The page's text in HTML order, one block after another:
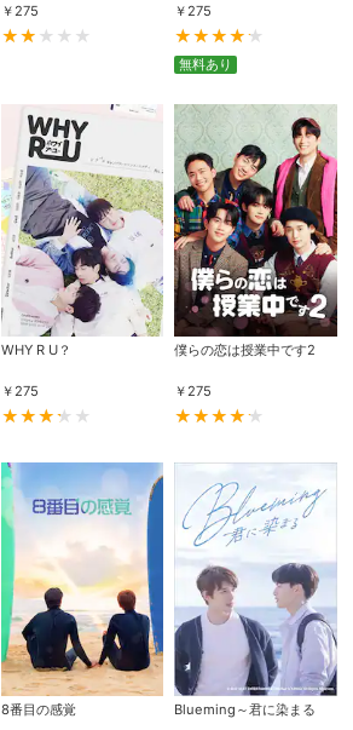
閉じる
基本情報、本人連絡先、パスワード 、クレ
ジットカード情報の変更が可能です。
決済方法の変更が可能です。
￥275 ￥275
無料あり
WHY R U？
￥275
僕らの恋は授業中です2
￥275
8番目の感覚 Blueming～君に染まる